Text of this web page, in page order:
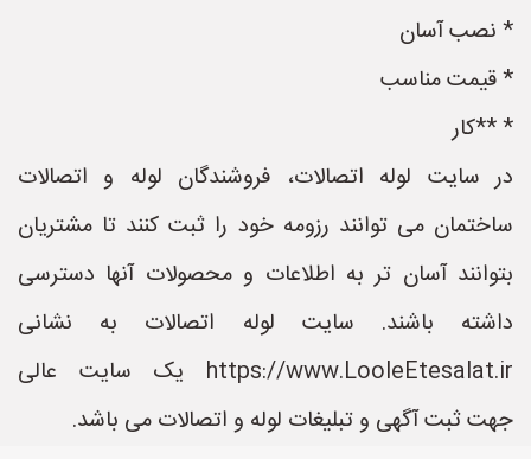
* نصب آسان
* قیمت مناسب
* **کار
در سایت لوله اتصالات، فروشندگان لوله و اتصالات
ساختمان می توانند رزومه خود را ثبت کنند تا مشتریان
بتوانند آسان تر به اطلاعات و محصولات آنها دسترسی
داشته باشند. سایت لوله اتصالات به نشانی
https://www.LooleEtesalat.ir یک سایت عالی
جهت ثبت آگهی و تبلیغات لوله و اتصالات می باشد.